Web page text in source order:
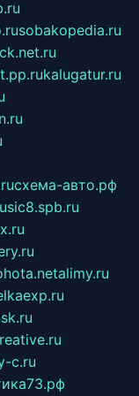
sobakopedia.ru
kalugatur.ru
схема-авто.рф
alimy.ru
c.ru